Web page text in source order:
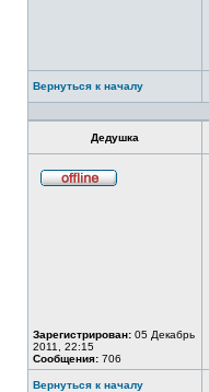
Вернуться к началу
Дедушка
Зарегистрирован: 05 Декабрь
2011, 22:15
Сообщения: 706
Вернуться к началу